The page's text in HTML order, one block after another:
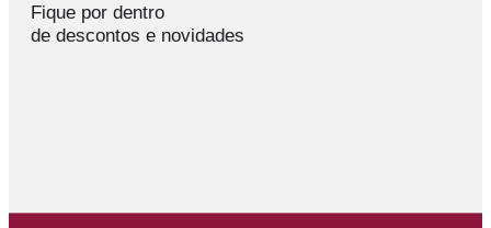
Fique por dentro
de descontos e novidades